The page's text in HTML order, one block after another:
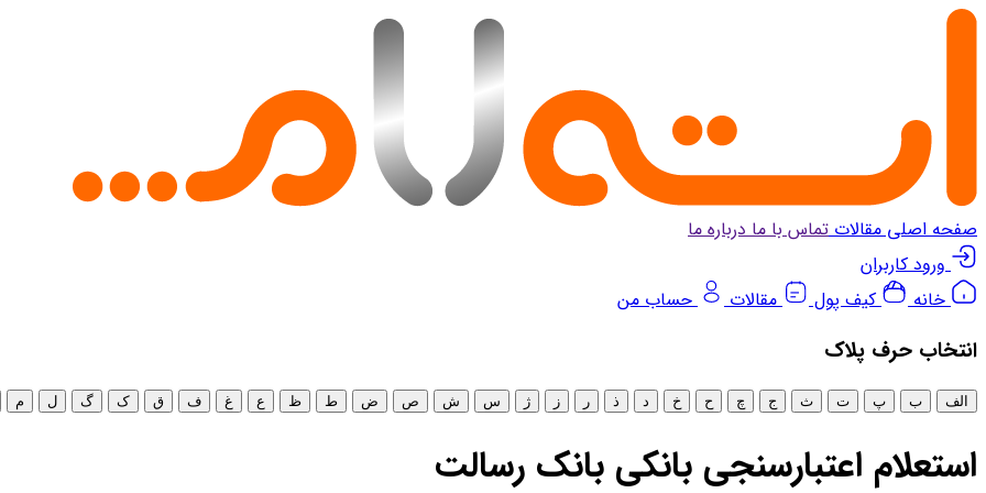
صفحه اصلیمقالاتتماس با مادرباره ما
ورود کاربران
خانه
کیف پول مقالات حساب من
انتخاب‌ حرف پلاک
الف ب پ ت ث ج چ ح خ د ذ ر ز ژ س ش ص ض ط ظ ع غ ف ق ک گ ل م
استعلام اعتبارسنجی بانکی بانک رسالت